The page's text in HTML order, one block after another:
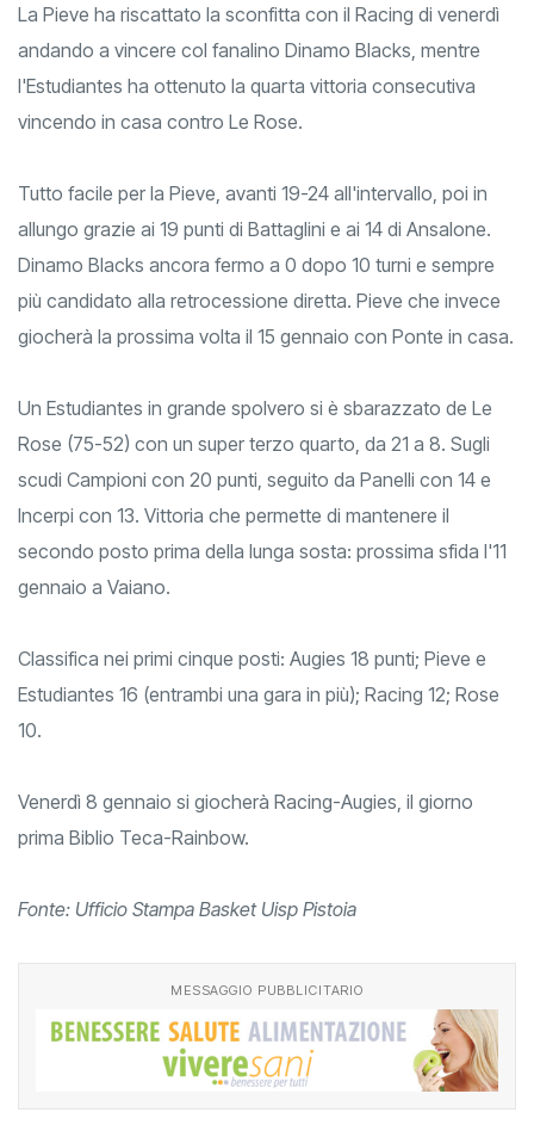
La Pieve ha riscattato la sconfitta con il Racing di venerdì
andando a vincere col fanalino Dinamo Blacks, mentre
l'Estudiantes ha ottenuto la quarta vittoria consecutiva
vincendo in casa contro Le Rose.
Tutto facile per la Pieve, avanti 19-24 all'intervallo, poi in
allungo grazie ai 19 punti di Battaglini e ai 14 di Ansalone.
Dinamo Blacks ancora fermo a 0 dopo 10 turni e sempre
più candidato alla retrocessione diretta. Pieve che invece
giocherà la prossima volta il 15 gennaio con Ponte in casa.
Un Estudiantes in grande spolvero si è sbarazzato de Le
Rose (75-52) con un super terzo quarto, da 21 a 8. Sugli
scudi Campioni con 20 punti, seguito da Panelli con 14 e
Incerpi con 13. Vittoria che permette di mantenere il
secondo posto prima della lunga sosta: prossima sfida l'11
gennaio a Vaiano.
Classifica nei primi cinque posti: Augies 18 punti; Pieve e
Estudiantes 16 (entrambi una gara in più); Racing 12; Rose
10.
Venerdì 8 gennaio si giocherà Racing-Augies, il giorno
prima Biblio Teca-Rainbow.
Fonte: Ufficio Stampa Basket Uisp Pistoia
MESSAGGIO PUBBLICITARIO